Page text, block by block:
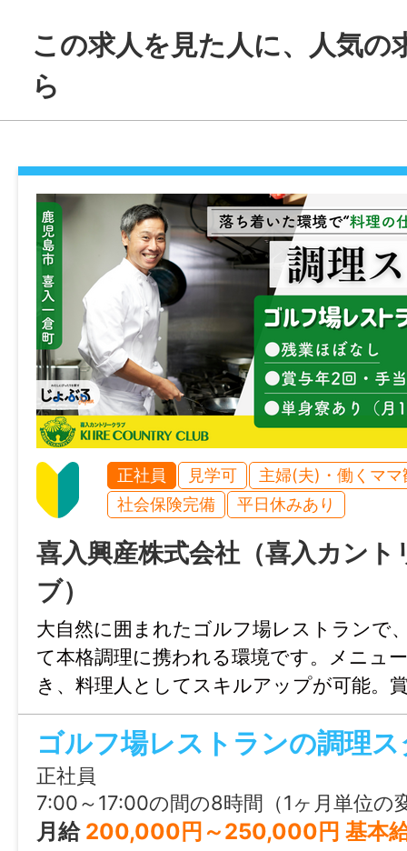
・食器やグラスの洗浄、片付け
レシピや作業手順は、
＊制服貸与
＊デニム、スニーカーは各自ご準備お願い
────────────────
【 入社・利用までの流れ 】
[1] まずはお問い合わせ・ご相談
[2] 事業所・勤務地見学
[3] ヒアリング
[4] 3日間の体験利用
[5] 利用スタート！
※受給者証をまだお持ちでない方も、
取得方法などをご説明しますのでお気軽に
い。
────────────────
【 様々な特性を抱えている方へ働く場を 】
ミエルカでは、
うつ、統合失調症、発達障害、ADHD、
引きこもり、双極性障害、精神障害など、
さまざまな特性や生きづらさを抱える方へ
就労支援を行っています。
この求人を見た人に、人気の
ら
正社員 見学可
主婦(夫)・働くママ
社会保険完備
平日休みあり
喜入興産株式会社（喜入カント
ブ）
大自然に囲まれたゴルフ場レストランで
て本格調理に携われる環境です。メニュ
き、料理人としてスキルアップが可能。
手当など待遇も手厚く、単身寮完備で安
す。
ゴルフ場レストランの調理
正社員
7:00～17:00の間の8時間（1ヶ月単位の変形労働時間制） ※シフト制 ※所定の労働日・休日・始業終業時刻は勤務表により決定し、週
月給 200,000円～250,000円 基本給：200,000円～250,000円 ※給与は